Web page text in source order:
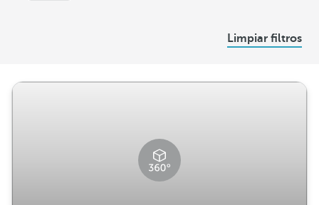
Limpiar filtros